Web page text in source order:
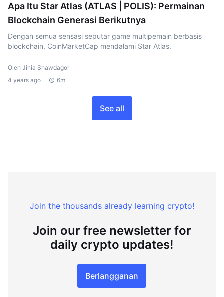
Apa Itu Star Atlas (ATLAS | POLIS): Permainan
Blockchain Generasi Berikutnya
Dengan semua sensasi seputar game multipemain berbasis
blockchain, CoinMarketCap mendalami Star Atlas.
Oleh Jinia Shawdagor
4 years ago
6m
See all
Join the thousands already learning crypto!
Join our free newsletter for
daily crypto updates!
Berlangganan